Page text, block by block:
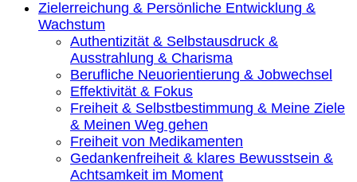
Zielerreichung & Persönliche Entwicklung &
Wachstum
Authentizität & Selbstausdruck &
Ausstrahlung & Charisma
Berufliche Neuorientierung & Jobwechsel
Effektivität & Fokus
Freiheit & Selbstbestimmung & Meine Ziele
& Meinen Weg gehen
Freiheit von Medikamenten
Gedankenfreiheit & klares Bewusstsein &
Achtsamkeit im Moment